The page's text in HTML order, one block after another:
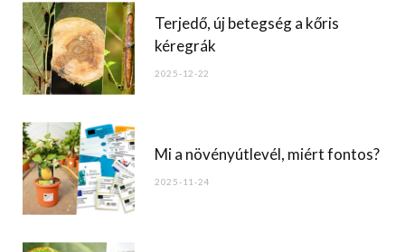
Terjedő, új betegség a kőris
kéregrák
2025-12-22
Mi a növényútlevél, miért fontos?
2025-11-24